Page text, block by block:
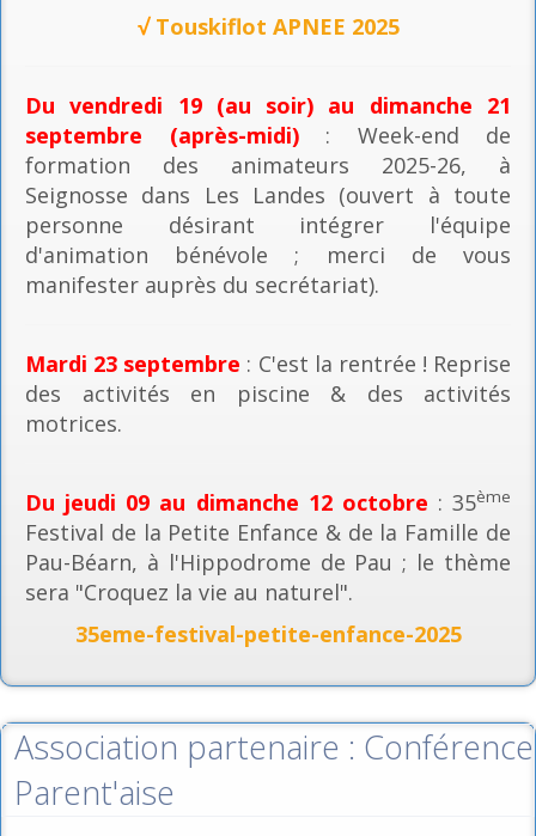
√ Touskiflot APNEE 2025
Du vendredi 19 (au soir) au dimanche 21
septembre (après-midi): Week-end de
formation des animateurs 2025-26, à
Seignosse dans Les Landes (ouvert à toute
personne désirant intégrer l'équipe
d'animation bénévole ; merci de vous
manifester auprès du secrétariat).
Mardi 23 septembre : C'est la rentrée ! Reprise
des activités en piscine & des activités
motrices.
Du jeudi 09 au dimanche 12 octobre : 35ème
Festival de la Petite Enfance & de la Famille de
Pau-Béarn, à l'Hippodrome de Pau ; le thème
sera "Croquez la vie au naturel".
35eme-festival-petite-enfance-2025
Association partenaire : Conférence
Parent'aise